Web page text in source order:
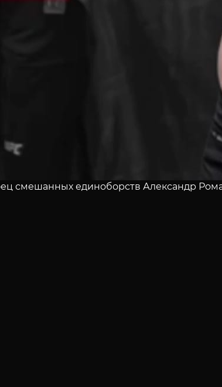
смешанных единоборств Александр